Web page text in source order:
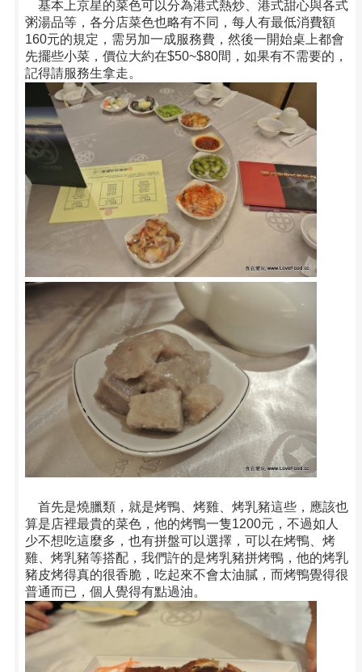
基本上京星的菜色可以分為港式熱炒、港式甜心與各式
粥湯品等，各分店菜色也略有不同，每人有最低消費額
160元的規定，需另加一成服務費，然後一開始桌上都會
先擺些小菜，價位大約在$50~$80間，如果有不需要的，
記得請服務生拿走。
首先是燒臘類，就是烤鴨、烤雞、烤乳豬這些，應該也
算是店裡最貴的菜色，他的烤鴨一隻1200元，不過如人
少不想吃這麼多，也有拼盤可以選擇，可以在烤鴨、烤
雞、烤乳豬等搭配，我們許的是烤乳豬拼烤鴨，他的烤乳
豬皮烤得真的很香脆，吃起來不會太油膩，而烤鴨覺得很
普通而已，個人覺得有點過油。